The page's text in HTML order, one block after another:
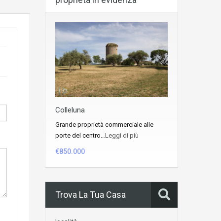
Colleluna
Grande proprietà commerciale alle
porte del centro…Leggi di più
€850.000
Trova La Tua Casa